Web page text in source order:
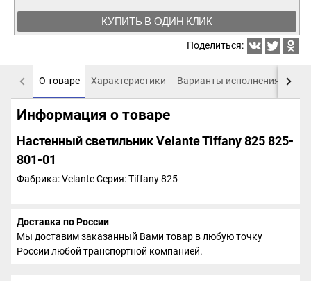
КУПИТЬ В ОДИН КЛИК
Поделиться:
О товаре Характеристики Варианты исполнения
Информация о товаре
Настенный светильник Velante Tiffany 825 825-
801-01
Фабрика: VelanteСерия: Tiffany 825
Доставка по России
Мы доставим заказанный Вами товар в любую точку
России любой транспортной компанией.